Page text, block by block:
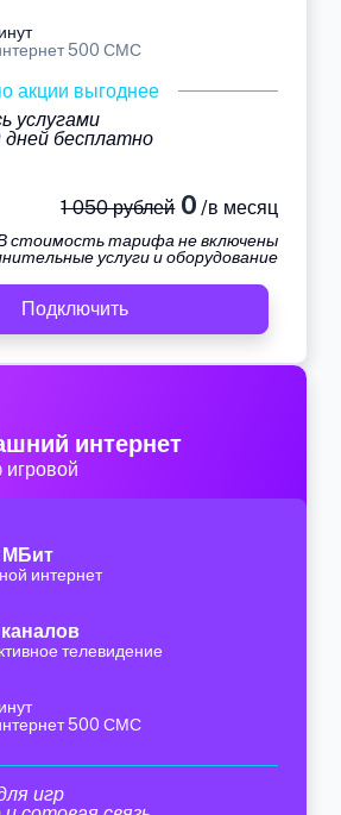
500 СМС
акции выгоднее
услугами
бесплатно
1 050 рублей0 /в месяц
стоимость тарифа не включены
услуги и оборудование
Подключить
интернет
МБит
интернет
каналов
телевидение
500 СМС
игр